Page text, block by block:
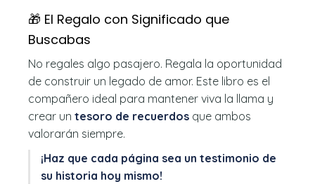
🎁 El Regalo con Significado que
Buscabas
No regales algo pasajero. Regala la oportunidad
de construir un legado de amor. Este libro es el
compañero ideal para mantener viva la llama y
crear un tesoro de recuerdos que ambos
valorarán siempre.
¡Haz que cada página sea un testimonio de
su historia hoy mismo!